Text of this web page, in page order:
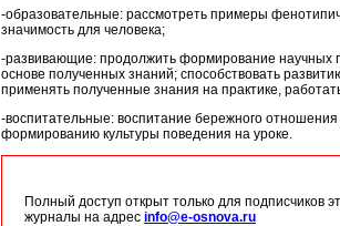
-образовательные: рассмотреть примеры
значимость для человека;
-развивающие: продолжить формирование научных
основе полученных знаний; способствовать
применять полученные знания на практике,
-воспитательные: воспитание бережного
формированию культуры поведения на уроке.
Полный доступ открыт только для подписчиков
журналы на адрес info@e-osnova.ru